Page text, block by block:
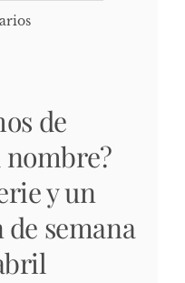
de
y un
semana